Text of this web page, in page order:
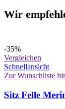
Wir
-35%
Vergleichen
Schnellansicht
Zur Wunschliste
Sitz Felle